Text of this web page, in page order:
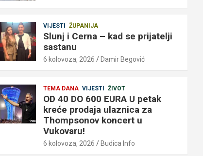
VIJESTI ŽUPANIJA
Slunj i Cerna – kad se prijatelji
sastanu
6 kolovoza, 2026 Damir Begović
TEMA DANA VIJESTI ŽIVOT
OD 40 DO 600 EURA U petak
kreće prodaja ulaznica za
Thompsonov koncert u
Vukovaru!
6 kolovoza, 2026 Budica Info